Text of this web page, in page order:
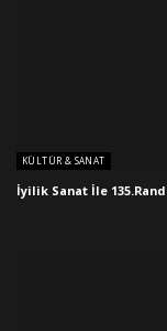
KÜLTÜR & SANAT
İyilik Sanat İle